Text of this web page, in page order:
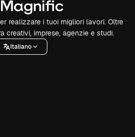
realizzare i tuoi migliori lavori. Oltre
creativi, imprese, agenzie e studi.
Italiano